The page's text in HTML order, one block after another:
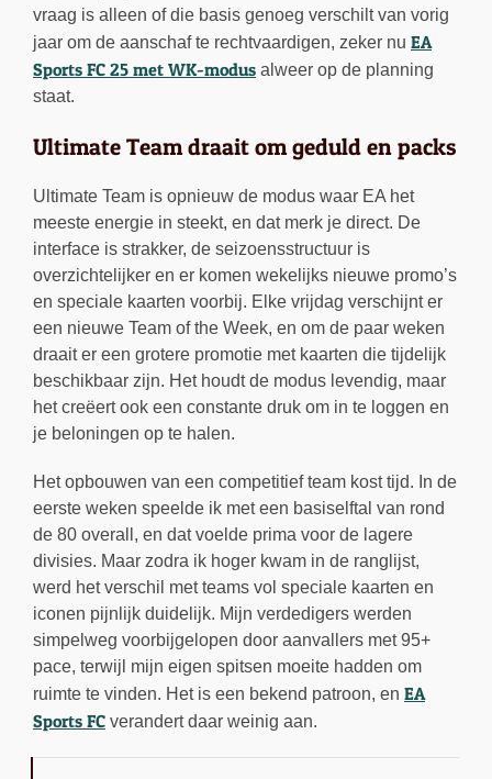
vraag is alleen of die basis genoeg verschilt van vorig
jaar om de aanschaf te rechtvaardigen, zeker nu EA
Sports FC 25 met WK-modus alweer op de planning
staat.
Ultimate Team draait om geduld en packs
Ultimate Team is opnieuw de modus waar EA het
meeste energie in steekt, en dat merk je direct. De
interface is strakker, de seizoensstructuur is
overzichtelijker en er komen wekelijks nieuwe promo’s
en speciale kaarten voorbij. Elke vrijdag verschijnt er
een nieuwe Team of the Week, en om de paar weken
draait er een grotere promotie met kaarten die tijdelijk
beschikbaar zijn. Het houdt de modus levendig, maar
het creëert ook een constante druk om in te loggen en
je beloningen op te halen.
Het opbouwen van een competitief team kost tijd. In de
eerste weken speelde ik met een basiselftal van rond
de 80 overall, en dat voelde prima voor de lagere
divisies. Maar zodra ik hoger kwam in de ranglijst,
werd het verschil met teams vol speciale kaarten en
iconen pijnlijk duidelijk. Mijn verdedigers werden
simpelweg voorbijgelopen door aanvallers met 95+
pace, terwijl mijn eigen spitsen moeite hadden om
ruimte te vinden. Het is een bekend patroon, en EA
Sports FC verandert daar weinig aan.